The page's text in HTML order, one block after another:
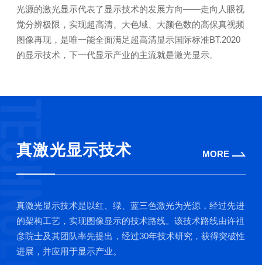
光源的激光显示代表了显示技术的发展方向——走向人眼视
觉分辨极限，实现超高清、大色域、大颜色数的高保真视频
图像再现，是唯一能全面满足超高清显示国际标准BT.2020
的显示技术，下一代显示产业的主流就是激光显示。
真激光显示技术 MORE
真激光显示技术是以红、绿、蓝三色激光为光源，经过先进
的架构工艺，实现图像显示的技术路线。该技术路线由许祖
彦院士及其团队率先提出，经过30年技术研究，获得突破性
进展，并应用于显示产业。